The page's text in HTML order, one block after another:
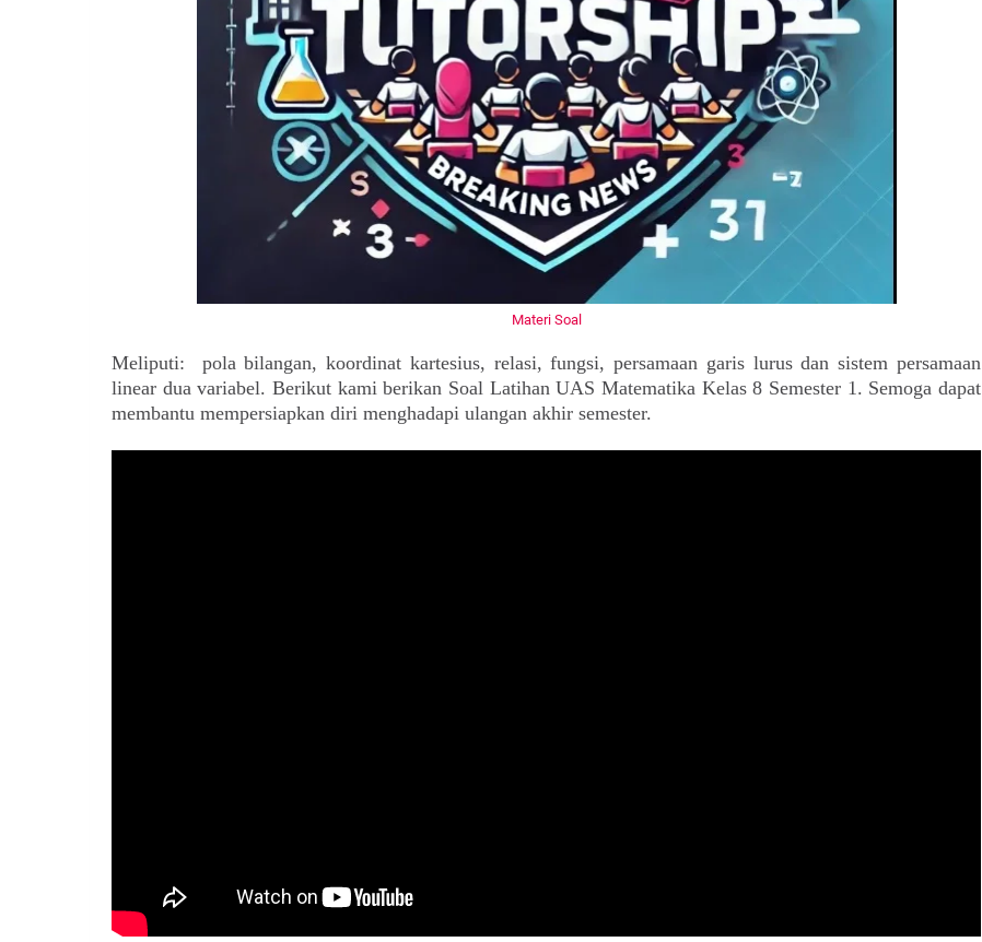
Materi Soal
Meliputi: pola bilangan, koordinat kartesius, relasi, fungsi, persamaan garis lurus dan sistem persamaan
linear dua variabel. Berikut kami berikan Soal Latihan UAS Matematika Kelas 8 Semester 1. Semoga dapat
membantu mempersiapkan diri menghadapi ulangan akhir semester.